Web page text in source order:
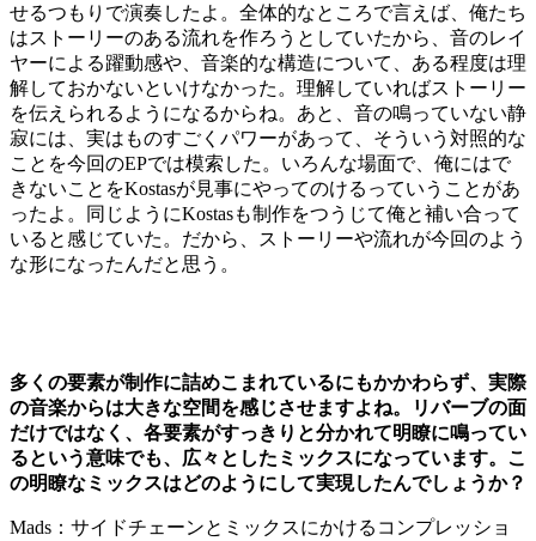
せるつもりで演奏したよ。全体的なところで言えば、俺たち
はストーリーのある流れを作ろうとしていたから、音のレイ
ヤーによる躍動感や、音楽的な構造について、ある程度は理
解しておかないといけなかった。理解していればストーリー
を伝えられるようになるからね。あと、音の鳴っていない静
寂には、実はものすごくパワーがあって、そういう対照的な
ことを今回のEPでは模索した。いろんな場面で、俺にはで
きないことをKostasが見事にやってのけるっていうことがあ
ったよ。同じようにKostasも制作をつうじて俺と補い合って
いると感じていた。だから、ストーリーや流れが今回のよう
な形になったんだと思う。
多くの要素が制作に詰めこまれているにもかかわらず、実際
の音楽からは大きな空間を感じさせますよね。リバーブの面
だけではなく、各要素がすっきりと分かれて明瞭に鳴ってい
るという意味でも、広々としたミックスになっています。こ
の明瞭なミックスはどのようにして実現したんでしょうか？
Mads：サイドチェーンとミックスにかけるコンプレッショ